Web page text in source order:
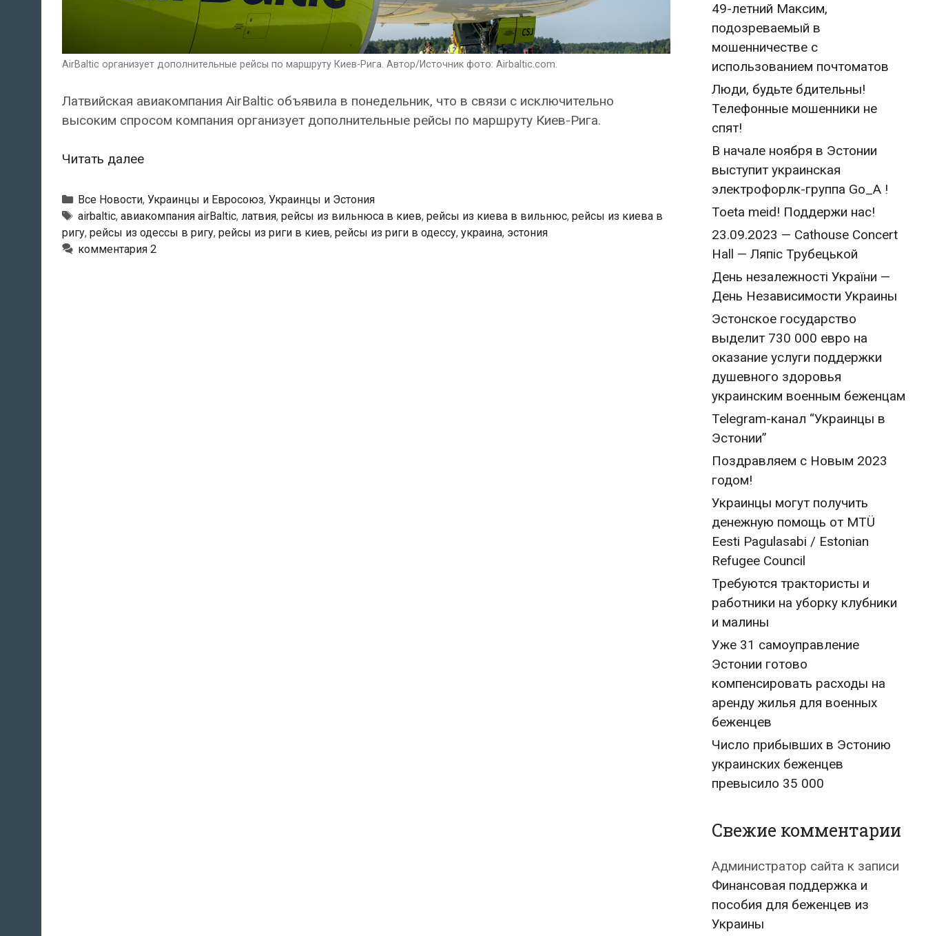
AirBaltic организует дополнительные рейсы по маршруту Киев-Рига. Автор/Источник фото: Airbaltic.com.
Латвийская авиакомпания AirBaltic объявила в понедельник, что в связи с исключительно
высоким спросом компания организует дополнительные рейсы по маршруту Киев-Рига.
Читать далееAirBaltic
дополнительные
рейсы
по
маршруту
Рубрики
Все Новости, Украинцы и Евросоюз, Украинцы и Эстония
Метки
airbaltic, авиакомпания airBaltic, латвия, рейсы из вильнюса в киев, рейсы из киева в вильнюс, рейсы из киева в
ригу, рейсы из одессы в ригу, рейсы из риги в киев, рейсы из риги в одессу, украина, эстония
комментария 2
49-летний Максим,
подозреваемый в
мошенничестве с
использованием почтоматов
Люди, будьте бдительны!
Телефонные мошенники не
спят!
В начале ноября в Эстонии
выступит украинская
электрофорлк-группа Go_A !
Toeta meid! Поддержи нас!
23.09.2023 — Cathouse Concert
Hall — Ляпіс Трубецькой
День незалежності України —
День Независимости Украины
Эстонское государство
выделит 730 000 евро на
оказание услуги поддержки
душевного здоровья
украинским военным беженцам
Telegram-канал “Украинцы в
Эстонии”
Поздравляем с Новым 2023
годом!
Украинцы могут получить
денежную помощь от MTÜ
Eesti Pagulasabi / Estonian
Refugee Council
Требуются трактористы и
работники на уборку клубники
и малины
Уже 31 самоуправление
Эстонии готово
компенсировать расходы на
аренду жилья для военных
беженцев
Число прибывших в Эстонию
украинских беженцев
превысило 35 000
Свежие комментарии
Администратор сайта к записи
Финансовая поддержка и
пособия для беженцев из
Украины